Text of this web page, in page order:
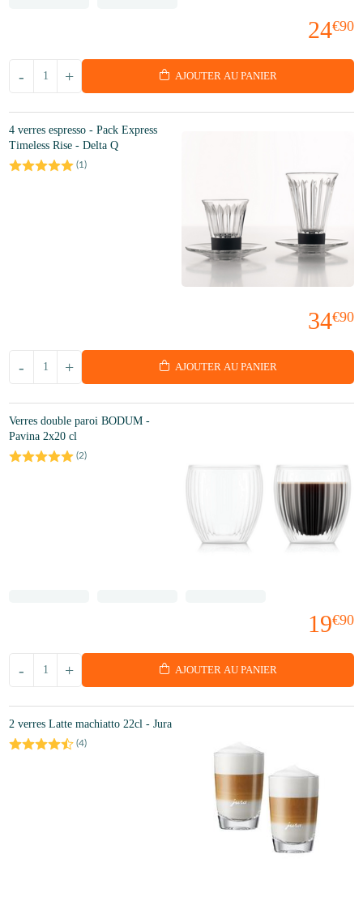
24€90
+
- AJOUTER AU PANIER
4 verres espresso - Pack Express
Timeless Rise - Delta Q
(1)
34€90
+
- AJOUTER AU PANIER
Verres double paroi BODUM -
Pavina 2x20 cl
(2)
19€90
+
- AJOUTER AU PANIER
2 verres Latte machiatto 22cl - Jura
(4)